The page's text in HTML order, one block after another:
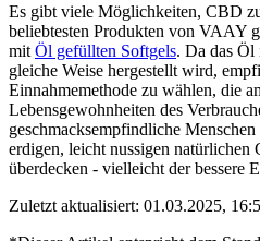
Es gibt viele Möglichkeiten, CBD
beliebtesten Produkten von VAAY
mit Öl gefüllten Softgels. Da das Öl
gleiche Weise hergestellt wird,
Einnahmemethode zu wählen, die
Lebensgewohnheiten des
geschmacksempfindliche
erdigen, leicht nussigen natürlichen
überdecken - vielleicht der bessere
Zuletzt aktualisiert: 01.03.2025,